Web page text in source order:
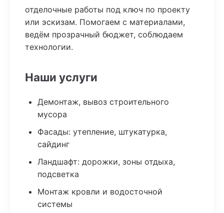
отделочные работы под ключ по проекту
или эскизам. Помогаем с материалами,
ведём прозрачный бюджет, соблюдаем
технологии.
Наши услуги
Демонтаж, вывоз строительного
мусора
Фасады: утепление, штукатурка,
сайдинг
Ландшафт: дорожки, зоны отдыха,
подсветка
Монтаж кровли и водосточной
системы